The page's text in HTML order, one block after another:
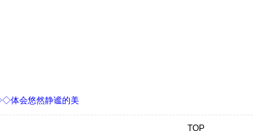
体会悠然静谧的美
TOP